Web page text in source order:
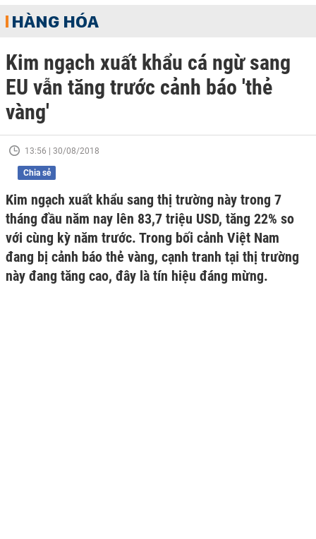
HÀNG HÓA
Kim ngạch xuất khẩu cá ngừ sang
EU vẫn tăng trước cảnh báo 'thẻ
vàng'
13:56 | 30/08/2018
Chia sẻ
Kim ngạch xuất khẩu sang thị trường này trong 7
tháng đầu năm nay lên 83,7 triệu USD, tăng 22% so
với cùng kỳ năm trước. Trong bối cảnh Việt Nam
đang bị cảnh báo thẻ vàng, cạnh tranh tại thị trường
này đang tăng cao, đây là tín hiệu đáng mừng.